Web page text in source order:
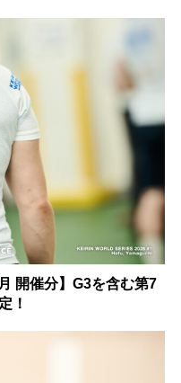
開催分】G3を含む第7
！